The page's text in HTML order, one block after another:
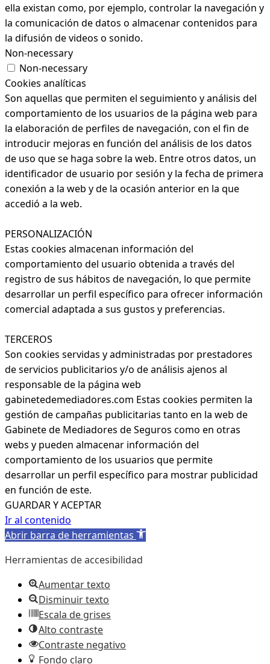
ella existan como, por ejemplo, controlar la navegación y
la comunicación de datos o almacenar contenidos para
la difusión de videos o sonido.
Non-necessary
Non-necessary
Cookies analíticas
Son aquellas que permiten el seguimiento y análisis del
comportamiento de los usuarios de la página web para
la elaboración de perfiles de navegación, con el fin de
introducir mejoras en función del análisis de los datos
de uso que se haga sobre la web. Entre otros datos, un
identificador de usuario por sesión y la fecha de primera
conexión a la web y de la ocasión anterior en la que
accedió a la web.
PERSONALIZACIÓN
Estas cookies almacenan información del
comportamiento del usuario obtenida a través del
registro de sus hábitos de navegación, lo que permite
desarrollar un perfil específico para ofrecer información
comercial adaptada a sus gustos y preferencias.
TERCEROS
Son cookies servidas y administradas por prestadores
de servicios publicitarios y/o de análisis ajenos al
responsable de la página web
gabinetedemediadores.com Estas cookies permiten la
gestión de campañas publicitarias tanto en la web de
Gabinete de Mediadores de Seguros como en otras
webs y pueden almacenar información del
comportamiento de los usuarios que permite
desarrollar un perfil específico para mostrar publicidad
en función de este.
GUARDAR Y ACEPTAR
Ir al contenido
Abrir barra de herramientas
Herramientas de accesibilidad
Aumentar texto
Disminuir texto
Escala de grises
Alto contraste
Contraste negativo
Fondo claro